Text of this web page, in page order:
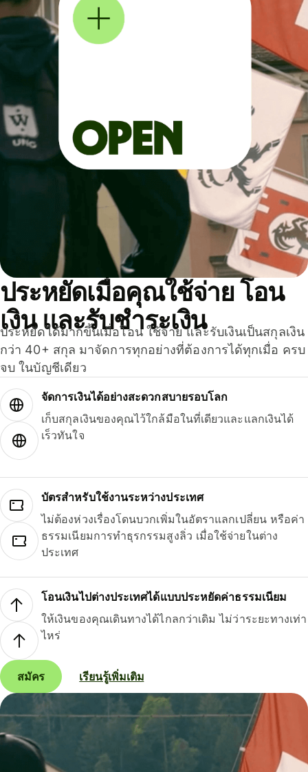
ประหยัดเมื่อคุณใช้จ่าย โอน
เงิน และรับชำระเงิน
ประหยัดได้มากขึ้นเมื่อโอน ใช้จ่าย และรับเงินเป็นสกุลเงิน
กว่า 40+ สกุล มาจัดการทุกอย่างที่ต้องการได้ทุกเมื่อ ครบ
จบ ในบัญชีเดียว
จัดการเงินได้อย่างสะดวกสบายรอบโลก
เก็บสกุลเงินของคุณไว้ใกล้มือในที่เดียวและแลกเงินได้
เร็วทันใจ
บัตรสำหรับใช้งานระหว่างประเทศ
ไม่ต้องห่วงเรื่องโดนบวกเพิ่มในอัตราแลกเปลี่ยน หรือค่า
ธรรมเนียมการทำธุรกรรมสูงลิ่ว เมื่อใช้จ่ายในต่าง
ประเทศ
โอนเงินไปต่างประเทศได้แบบประหยัดค่าธรรมเนียม
ให้เงินของคุณเดินทางได้ไกลกว่าเดิม ไม่ว่าระยะทางเท่า
ไหร่
สมัคร เรียนรู้เพิ่มเติม